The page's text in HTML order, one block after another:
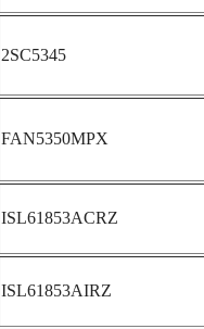
2SC5345
FAN5350MPX
ISL61853ACRZ
ISL61853AIRZ